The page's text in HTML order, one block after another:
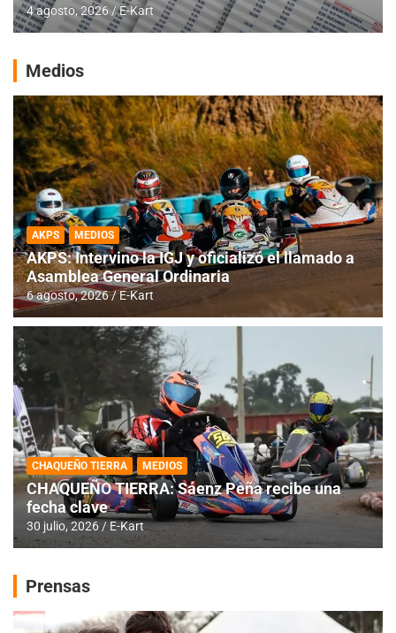
4 agosto, 2026 E-Kart
Medios
AKPS MEDIOS
AKPS: Intervino la IGJ y oficializó el llamado a
Asamblea General Ordinaria
6 agosto, 2026 E-Kart
CHAQUEÑO TIERRA MEDIOS
CHAQUEÑO TIERRA: Sáenz Peña recibe una
fecha clave
30 julio, 2026 E-Kart
Prensas